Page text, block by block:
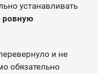
устанавливать
ровную
и не
обязательно